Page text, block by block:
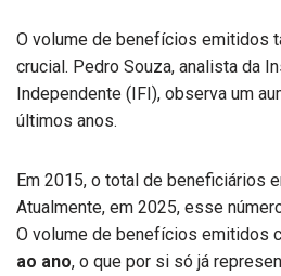
O volume de benefícios emitidos
crucial. Pedro Souza, analista da
Independente (IFI), observa um
últimos anos.
Em 2015, o total de beneficiários
Atualmente, em 2025, esse
O volume de benefícios emitidos
ao ano, o que por si só já